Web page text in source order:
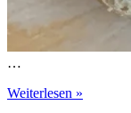
…
Backen:
Weiterlesen »